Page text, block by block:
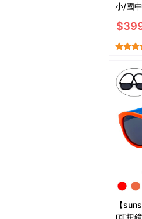
小/國
$
【
(可扭